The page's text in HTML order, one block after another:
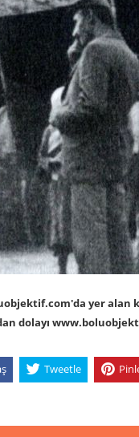
yer alan
dolayı
Tweetle